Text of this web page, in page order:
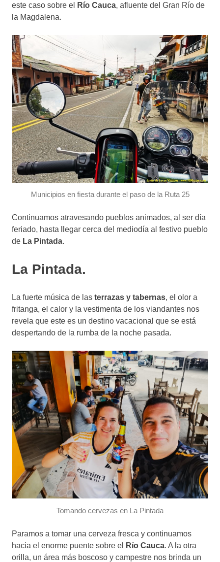
este caso sobre el
Río Cauca, afluente del Gran Río de
la Magdalena.
Municipios en fiesta durante el paso de la Ruta 25
Continuamos atravesando pueblos animados, al ser día
feriado, hasta llegar cerca del mediodía al festivo pueblo
de La Pintada.
La Pintada.
La fuerte música de las terrazas y tabernas, el olor a
fritanga, el calor y la vestimenta de los viandantes nos
revela que este es un destino vacacional que se está
despertando de la rumba de la noche pasada.
Tomando cervezas en La Pintada
Paramos a tomar una cerveza fresca y continuamos
hacia el enorme puente sobre el
Río Cauca. A la otra
orilla, un área más boscoso y campestre nos brinda un